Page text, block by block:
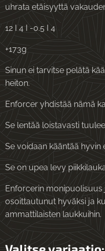
uhrata etäisyyttä
12 I 4 I -0.5 I 4
+173g
Sinun ei tarvitse pelätä
heiton.
Enforcer yhdistää nämä
Se lentää loistavasti
Se voidaan kääntää
Se on upea levy
Enforcerin
osoittautunut hyväksi ja
ammattilaisten laukkuihin.